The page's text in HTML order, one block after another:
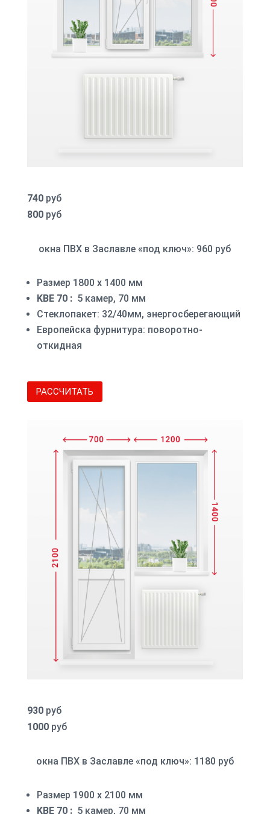
740руб
800руб
окна ПВХ в Заславле «под ключ»: 960 руб
Размер 1800 х 1400 мм
KBE 70 : 5 камер, 70 мм
Стеклопакет: 32/40мм, энергосберегающий
Европейска фурнитура: поворотно-
откидная
РАССЧИТАТЬ
930руб
1000руб
окна ПВХ в Заславле «под ключ»: 1180 руб
Размер 1900 х 2100 мм
KBE 70 : 5 камер, 70 мм